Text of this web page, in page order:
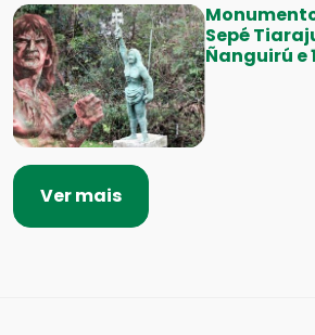
Sepé
Ñanguirú e
Ver mais